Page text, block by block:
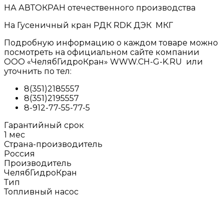
НА АВТОКРАН отечественного производства
На Гусеничный кран РДК RDK ДЭК МКГ
Подробную информацию о каждом товаре можно
посмотреть на официальном сайте компании
ООО «ЧелябГидроКран» WWW.CH-G-K.RU или
уточнить по тел:
8(351)2185557
8(351)2195557
8-912-77-55-77-5
Гарантийный срок
1 мес
Страна-производитель
Россия
Производитель
ЧелябГидроКран
Тип
Топливный насос